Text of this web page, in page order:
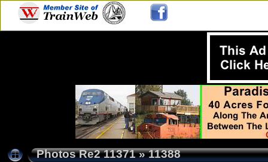
Photos Re2 11371»11388